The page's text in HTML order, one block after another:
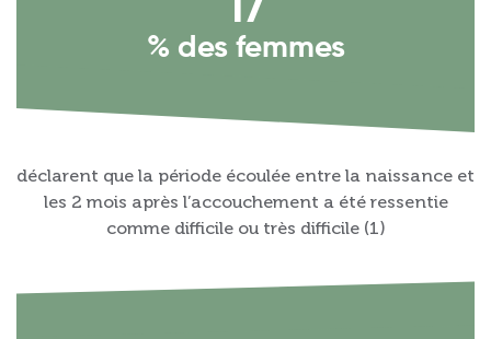
17
% des femmes
déclarent que la période écoulée entre la naissance et
les 2 mois après l’accouchement a été ressentie
comme difficile ou très difficile (1)